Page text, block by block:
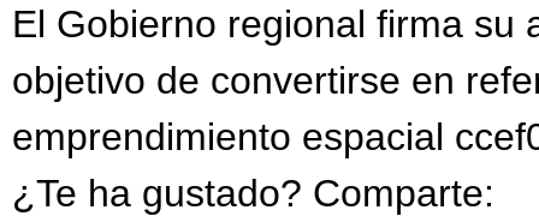
El Gobierno regional firma su
objetivo de convertirse en
emprendimiento espacial
¿Te ha gustado? Comparte: